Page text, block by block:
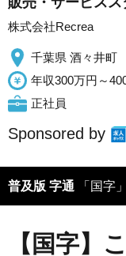
株式会社Recrea
千葉県 酒々井町
年収300万円～
正社員
Sponsored by
普及版 字通 「国字
【国字】